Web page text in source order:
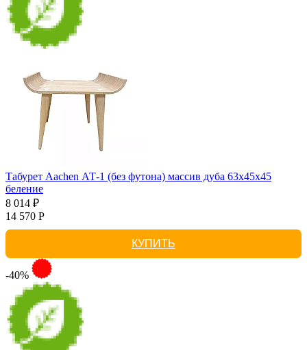
Табурет Aachen АТ-1 (без футона) массив дуба 63х45х45
беление
8 014 ₽
14 570 Р
КУПИТЬ
-40%